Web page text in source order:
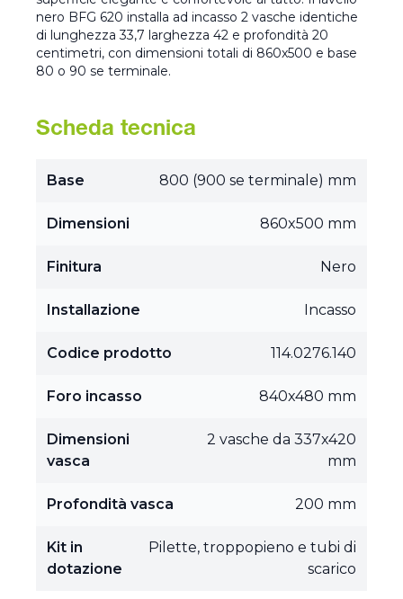
nero BFG 620 installa ad incasso 2 vasche identiche
di lunghezza 33,7 larghezza 42 e profondità 20
centimetri, con dimensioni totali di 860x500 e base
80 o 90 se terminale.
Scheda tecnica
Base 800 (900 se terminale) mm
Dimensioni 860x500 mm
Finitura Nero
Installazione Incasso
Codice prodotto 114.0276.140
Foro incasso 840x480 mm
Dimensioni
vasca
2 vasche da 337x420
mm
Profondità vasca 200 mm
Kit in
dotazione
Pilette, troppopieno e tubi di
scarico